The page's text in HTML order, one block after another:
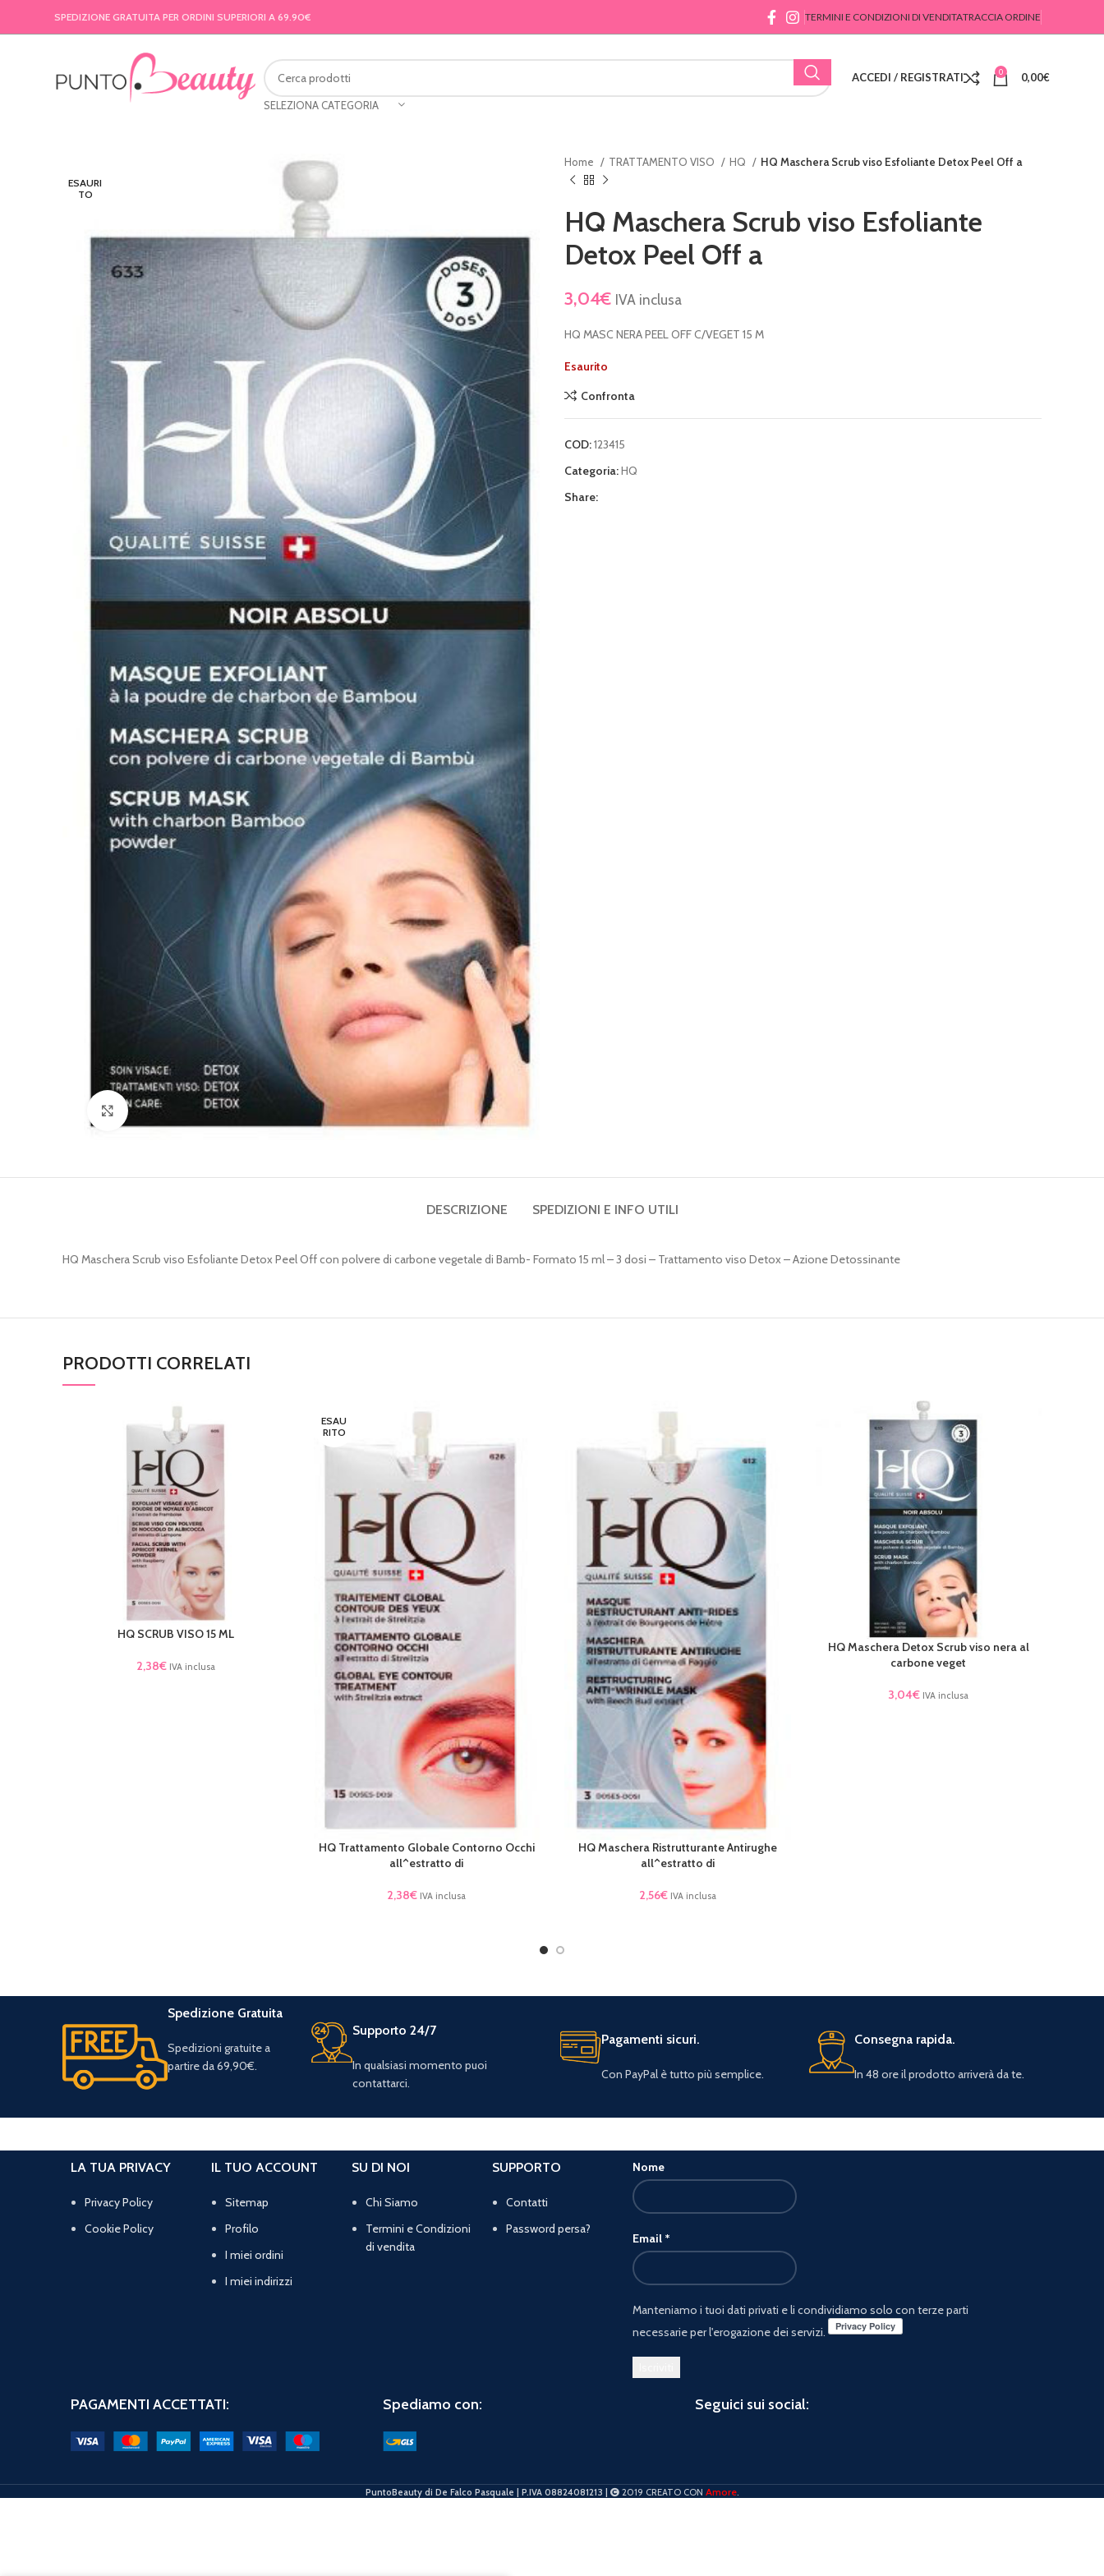
SPEDIZIONE GRATUITA PER ORDINI SUPERIORI A 69.90€ TERMINI E CONDIZIONI DI VENDITATRACCIA ORDINE
SELEZIONA CATEGORIA
ACCEDI / REGISTRATI 0 0,00€
ESAURI
TO
Clicca per ingrandire
Home TRATTAMENTO VISO HQ HQ Maschera Scrub viso Esfoliante Detox Peel Off a
HQ Maschera Scrub viso Esfoliante
Detox Peel Off a
3,04€ IVA inclusa
HQ MASC NERA PEEL OFF C/VEGET 15 M
Esaurito
Confronta
COD:123415
Categoria:HQ
Share:
DESCRIZIONE SPEDIZIONI E INFO UTILI
HQ Maschera Scrub viso Esfoliante Detox Peel Off con polvere di carbone vegetale di Bamb- Formato 15 ml – 3 dosi – Trattamento viso Detox – Azione Detossinante
PRODOTTI CORRELATI
AGGIUNGI AL CARRELLO
HQ SCRUB VISO 15 ML
2,38€ IVA inclusa
ESAU
RITO
LEGGI TUTTO
HQ Trattamento Globale Contorno Occhi
all^estratto di
2,38€ IVA inclusa
AGGIUNGI AL CARRELLO
HQ Maschera Ristrutturante Antirughe
all^estratto di
2,56€ IVA inclusa
AGGIUNGI AL CARRELLO
HQ Maschera Detox Scrub viso nera al
carbone veget
3,04€ IVA inclusa
Spedizione Gratuita
Spedizioni gratuite a
partire da 69,90€.
Supporto 24/7
In qualsiasi momento puoi
contattarci.
Pagamenti sicuri.
Con PayPal è tutto più semplice.
Consegna rapida.
In 48 ore il prodotto arriverà da te.
LA TUA PRIVACY
Privacy Policy
Cookie Policy
IL TUO ACCOUNT
Sitemap
Profilo
I miei ordini
I miei indirizzi
SU DI NOI
Chi Siamo
Termini e Condizioni
di vendita
SUPPORTO
Contatti
Password persa?
Nome
Email *
Manteniamo i tuoi dati privati e li condividiamo solo con terze parti
necessarie per l'erogazione dei servizi.
PAGAMENTI ACCETTATI: Spediamo con: Seguici sui social:
PuntoBeauty di De Falco Pasquale | P.IVA 08824081213 | 2019 CREATO CON Amore.